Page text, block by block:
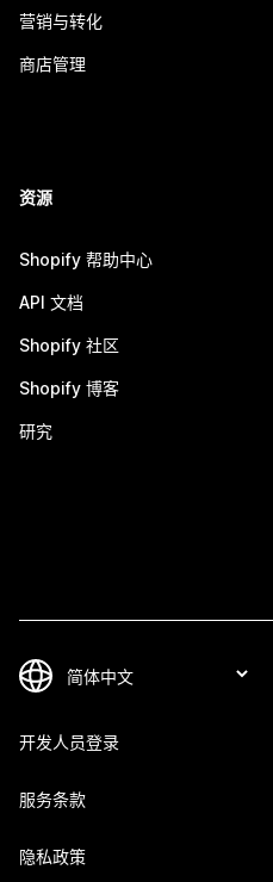
营销与转化
商店管理
资源
Shopify 帮助中心
API 文档
Shopify 社区
Shopify 博客
研究
开发人员登录
服务条款
隐私政策